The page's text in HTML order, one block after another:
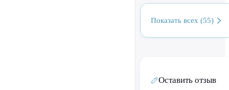
Показать всех (55)
Оставить отзыв